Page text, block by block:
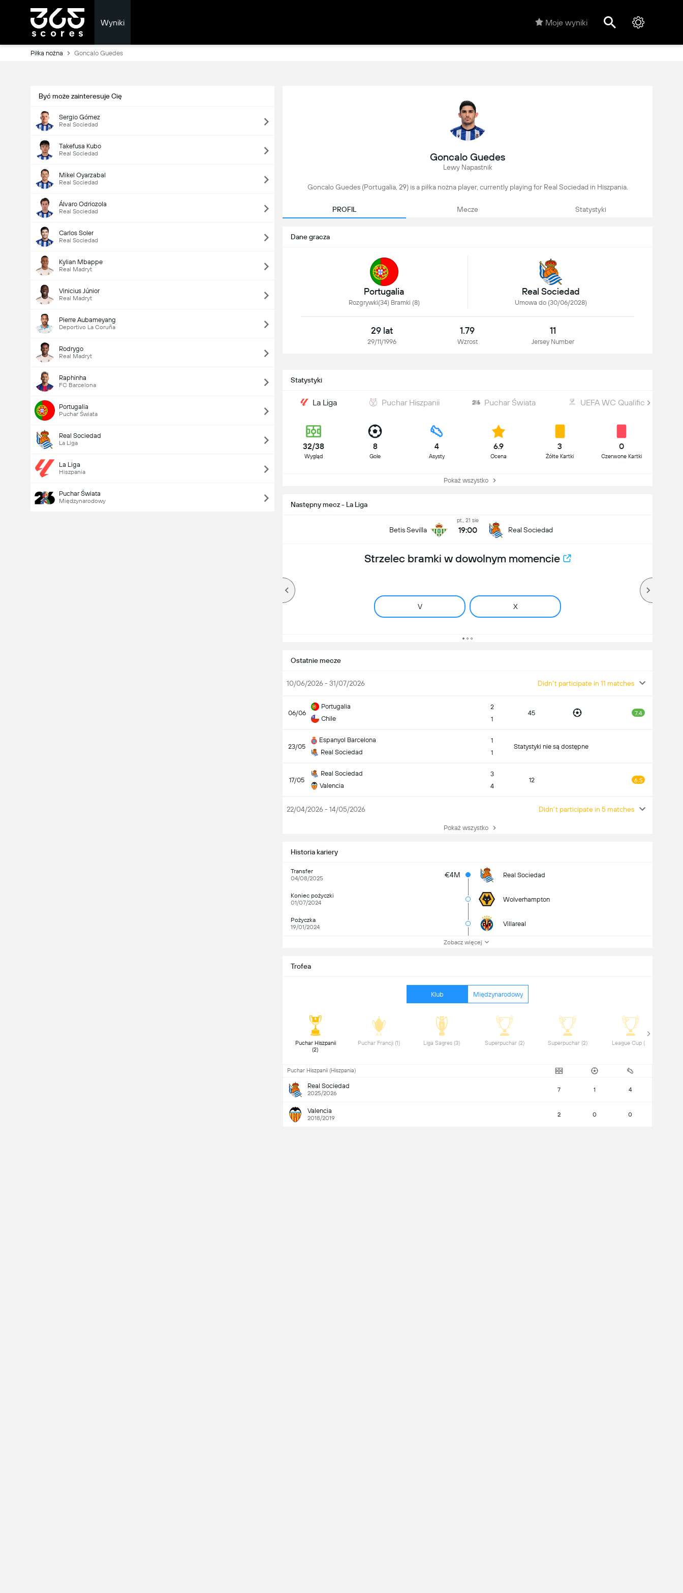
Wyniki Moje wyniki
Piłka nożna Goncalo Guedes
Być może zainteresuje Cię
Sergio Gómez
Real Sociedad
Takefusa Kubo
Real Sociedad
Mikel Oyarzabal
Real Sociedad
Álvaro Odriozola
Real Sociedad
Carlos Soler
Real Sociedad
Kylian Mbappe
Real Madryt
Vinicius Júnior
Real Madryt
Pierre Aubameyang
Deportivo La Coruña
Rodrygo
Real Madryt
Raphinha
FC Barcelona
Portugalia
Puchar Świata
Real Sociedad
La Liga
La Liga
Hiszpania
Puchar Świata
Międzynarodowy
Goncalo Guedes
Lewy Napastnik
Goncalo Guedes (Portugalia, 29) is a piłka nożna player, currently playing for Real Sociedad in Hiszpania.
PROFIL Mecze Statystyki
Dane gracza
Portugalia
Rozgrywki(34) Bramki (8)
Real Sociedad
Umowa do (30/06/2028)
29 lat
29/11/1996
1.79
Wzrost
11
Jersey Number
Statystyki
La Liga Puchar Hiszpanii Puchar Świata UEFA WC Qualification
32/38
Wygląd
8
Gole
4
Asysty
6.9
Ocena
3
Żółte Kartki
0
Czerwone Kartki
Pokaż wszystko
Następny mecz - La Liga
Betis Sevilla
pt., 21 sie
19:00 Real Sociedad
Strzelec bramki w dowolnym momencie
V X
Ostatnie mecze
10/06/2026 - 31/07/2026 Didn't participate in 11 matches
06/06
Portugalia
Chile
2
1
45 7.4
23/05
Espanyol Barcelona
Real Sociedad
1
1
Statystyki nie są dostępne
17/05
Real Sociedad
Valencia
3
4
12 6.5
22/04/2026 - 14/05/2026 Didn't participate in 5 matches
Pokaż wszystko
Historia kariery
Transfer
04/08/2025
€4M Real Sociedad
Koniec pożyczki
01/07/2024
Wolverhampton
Pożyczka
19/01/2024
Villareal
Zobacz więcej
Trofea
Klub Międzynarodowy
Puchar Hiszpanii
(2)
Puchar Francji (1)
Puchar Hiszpanii (Hiszpania)
Real Sociedad
2025/2026 7 1 4
Valencia
2018/2019 2 0 0